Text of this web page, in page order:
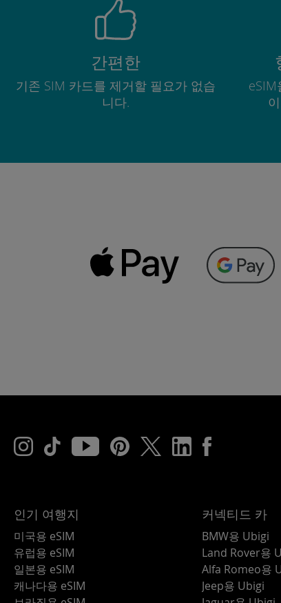
간편한
기존 SIM 카드를 제거할 필요가 없습
니다.
인기 여행지
미국용 eSIM
유럽용 eSIM
일본용 eSIM
캐나다용 eSIM
커넥티드 카
BMW용 Ubigi
Land Rover용
Alfa Romeo용
Jeep용 Ubigi